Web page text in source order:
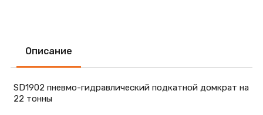
Описание
SD1902 пневмо-гидравлический подкатной домкрат на
22 тонны